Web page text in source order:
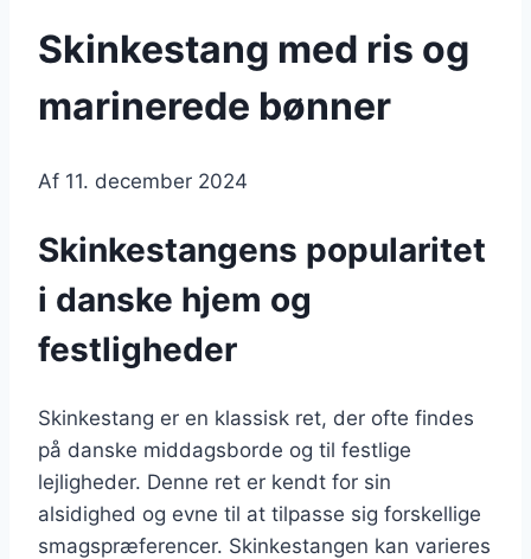
Skinkestang med ris og
marinerede bønner
Af 11. december 2024
Skinkestangens popularitet
i danske hjem og
festligheder
Skinkestang er en klassisk ret, der ofte findes
på danske middagsborde og til festlige
lejligheder. Denne ret er kendt for sin
alsidighed og evne til at tilpasse sig forskellige
smagspræferencer. Skinkestangen kan varieres